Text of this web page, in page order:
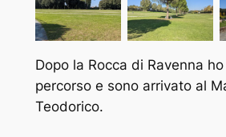
Dopo la Rocca di Ravenna
percorso e sono arrivato al
Teodorico.